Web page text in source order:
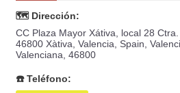
🗺️ Dirección:
CC Plaza Mayor Xátiva, local 28
46800 Xàtiva, Valencia, Spain,
Valenciana, 46800
☎️ Teléfono: